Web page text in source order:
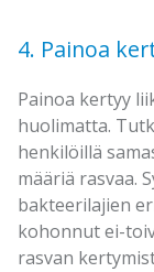
4. Painoa
Painoa kertyy
huolimatta.
henkilöillä
määriä rasvaa.
bakteerilajien
kohonnut ei-
rasvan